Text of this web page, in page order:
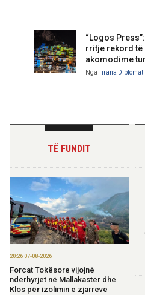
“Logos
rritje rekord të
akomodime
NgaTirana Diplomat
TË FUNDIT
20:26 07-08-2026
Forcat Tokësore vijojnë
ndërhyrjet në Mallakastër dhe
Klos për izolimin e zjarreve